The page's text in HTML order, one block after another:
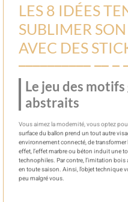
LES 8 IDÉES
SUBLIMER
AVEC DES
Le jeu des
abstraits
Vous aimez la modernité, vous optez
surface du ballon prend un tout autre
environnement connecté, de transformer
effet, l’effet marbre ou béton induit une
technophiles. Par contre, l’imitation bois
en toute saison. Ainsi, l’objet technique
peu malgré vous.